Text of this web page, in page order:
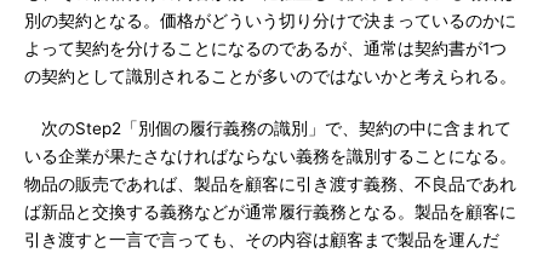
別の契約となる。価格がどういう切り分けで決まっているのかに
よって契約を分けることになるのであるが、通常は契約書が1つ
の契約として識別されることが多いのではないかと考えられる。
次のStep2「別個の履行義務の識別」で、契約の中に含まれて
いる企業が果たさなければならない義務を識別することになる。
物品の販売であれば、製品を顧客に引き渡す義務、不良品であれ
ば新品と交換する義務などが通常履行義務となる。製品を顧客に
引き渡すと一言で言っても、その内容は顧客まで製品を運んだ